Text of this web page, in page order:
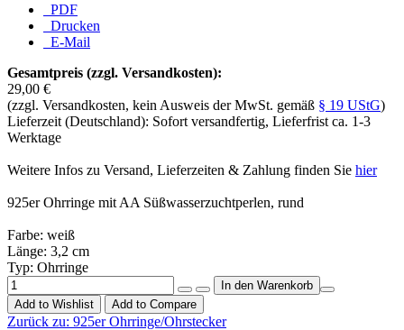
PDF
Drucken
E-Mail
Gesamtpreis (zzgl. Versandkosten):
29,00 €
(zzgl. Versandkosten, kein Ausweis der MwSt. gemäß § 19 UStG)
Lieferzeit (Deutschland): Sofort versandfertig, Lieferfrist ca. 1-3
Werktage
Weitere Infos zu Versand, Lieferzeiten & Zahlung finden Sie hier
925er Ohrringe mit AA Süßwasserzuchtperlen, rund
Farbe: weiß
Länge: 3,2 cm
Typ: Ohrringe
Add to Wishlist Add to Compare
Zurück zu: 925er Ohrringe/Ohrstecker